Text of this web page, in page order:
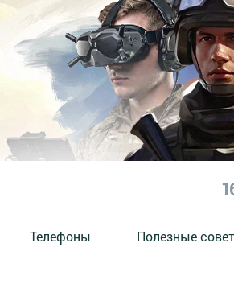
Телефоны Полезные